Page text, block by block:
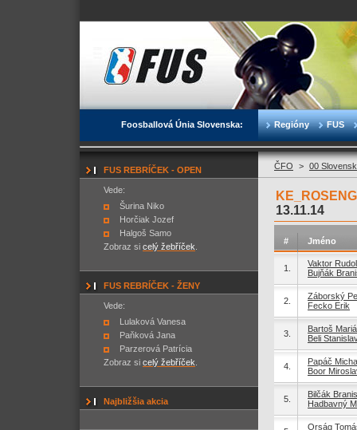
Foosballová Únia Slovenska: Regióny FUS
FUS REBRÍČEK - OPEN
Vede:
Šurina Niko
Horčiak Jozef
Halgoš Samo
Zobraz si celý žebříček
FUS REBRÍČEK - ŽENY
Vede:
Lulaková Vanesa
Paňková Jana
Parzerová Patrícia
Zobraz si celý žebříček
Najbližšia akcia
ČFO > 00
13.11.14
# Jméno
1.
Vaktor
Bujňák
2.
Záborský
Fecko Erik
3.
Bartoš
Beli
4.
Papáč
Boor
5.
Bilčák
Hadbavný
Orság